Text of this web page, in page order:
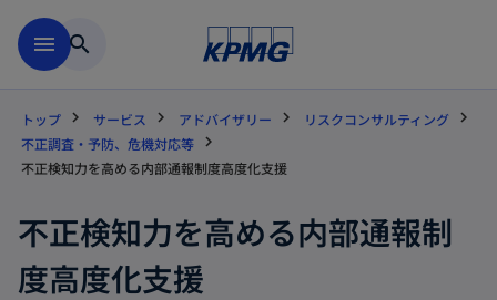
menu search
トップ サービス アドバイザリー
リスクコンサルティング
不正調査・予防、危機対応等
不正検知力を高める内部通報制度高度化支援
不正検知力を高める内部通報制
度高度化支援